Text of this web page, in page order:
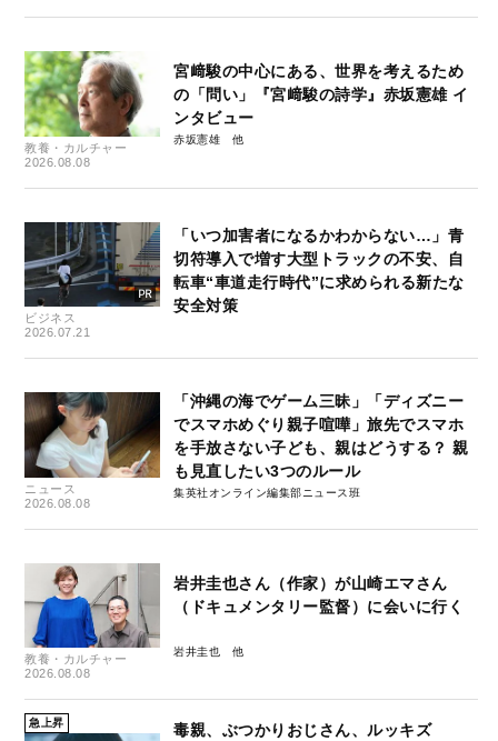
教養・カルチャー
2026.08.08
宮﨑駿の中心にある、世界を考えるため
の「問い」『宮﨑駿の詩学』赤坂憲雄 イ
ンタビュー
赤坂憲雄
ビジネス
2026.07.21
「いつ加害者になるかわからない…」青
切符導入で増す大型トラックの不安、自
転車“車道走行時代”に求められる新たな
安全対策
ニュース
2026.08.08
「沖縄の海でゲーム三昧」「ディズニー
でスマホめぐり親子喧嘩」旅先でスマホ
を手放さない子ども、親はどうする？ 親
も見直したい3つのルール
集英社オンライン編集部ニュース班
教養・カルチャー
2026.08.08
岩井圭也さん（作家）が山崎エマさん
（ドキュメンタリー監督）に会いに行く
岩井圭也
急上昇
毒親、ぶつかりおじさん、ルッキズ